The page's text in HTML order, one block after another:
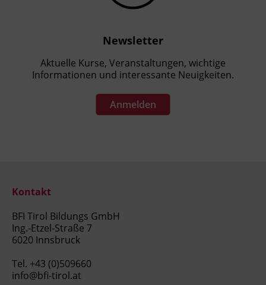
Newsletter
Aktuelle Kurse, Veranstaltungen, wichtige
Informationen und interessante Neuigkeiten.
Anmelden
Kontakt
BFI Tirol Bildungs GmbH
Ing.-Etzel-Straße 7
6020 Innsbruck
Tel. +43 (0)509660
info@bfi-tirol.at